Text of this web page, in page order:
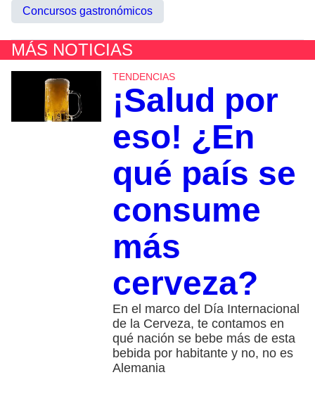
Concursos gastronómicos
MÁS NOTICIAS
TENDENCIAS
¡Salud por
eso! ¿En
qué país se
consume
más
cerveza?
En el marco del Día Internacional
de la Cerveza, te contamos en
qué nación se bebe más de esta
bebida por habitante y no, no es
Alemania